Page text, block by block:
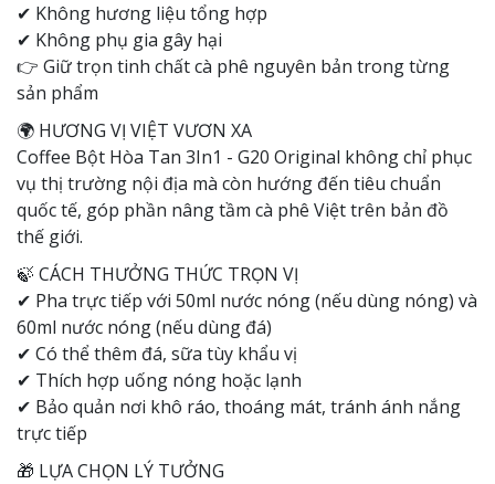
✔ Không hương liệu tổng hợp
✔ Không phụ gia gây hại
👉 Giữ trọn tinh chất cà phê nguyên bản trong từng
sản phẩm
🌍 HƯƠNG VỊ VIỆT VƯƠN XA
Coffee Bột Hòa Tan 3In1 - G20 Original không chỉ phục
vụ thị trường nội địa mà còn hướng đến tiêu chuẩn
quốc tế, góp phần nâng tầm cà phê Việt trên bản đồ
thế giới.
🍃 CÁCH THƯỞNG THỨC TRỌN VỊ
✔ Pha trực tiếp với 50ml nước nóng (nếu dùng nóng) và
60ml nước nóng (nếu dùng đá)
✔ Có thể thêm đá, sữa tùy khẩu vị
✔ Thích hợp uống nóng hoặc lạnh
✔ Bảo quản nơi khô ráo, thoáng mát, tránh ánh nắng
trực tiếp
🎁 LỰA CHỌN LÝ TƯỞNG